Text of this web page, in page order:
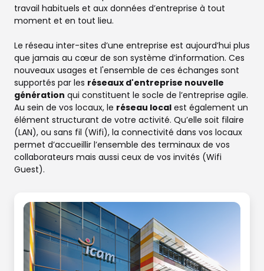
travail habituels et aux données d’entreprise à tout
moment et en tout lieu.
Le réseau inter-sites d’une entreprise est aujourd’hui plus
que jamais au cœur de son système d’information. Ces
nouveaux usages et l'ensemble de ces échanges sont
supportés par les réseaux d'entreprise nouvelle
génération qui constituent le socle de l’entreprise agile.
Au sein de vos locaux, le réseau local est également un
élément structurant de votre activité. Qu’elle soit filaire
(LAN), ou sans fil (Wifi), la connectivité dans vos locaux
permet d’accueillir l’ensemble des terminaux de vos
collaborateurs mais aussi ceux de vos invités (Wifi
Guest).